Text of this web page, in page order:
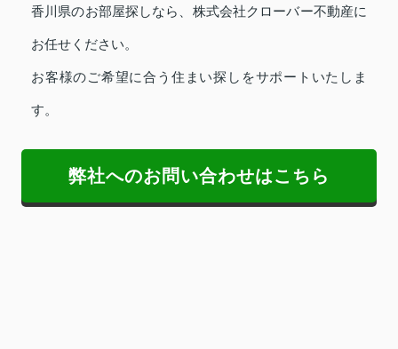
香川県のお部屋探しなら、株式会社クローバー不動産に
お任せください。
お客様のご希望に合う住まい探しをサポートいたしま
す。
弊社へのお問い合わせはこちら